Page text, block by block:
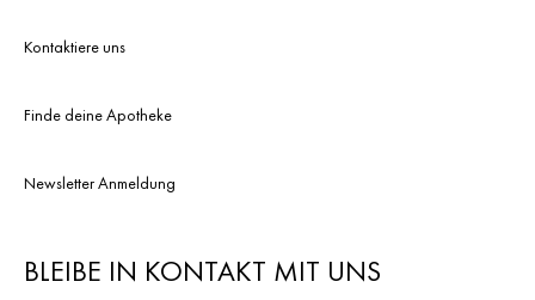
Kontaktiere uns
Finde deine Apotheke
Newsletter Anmeldung
BLEIBE IN KONTAKT MIT UNS